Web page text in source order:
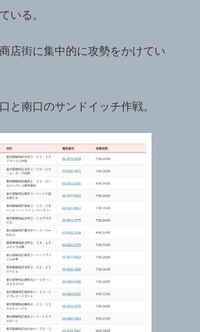
いる。
店街に集中的に攻勢をかけてい
と南口のサンドイッチ作戦。